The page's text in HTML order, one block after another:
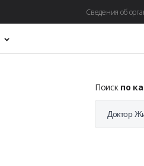
Сведения об
Поиск по